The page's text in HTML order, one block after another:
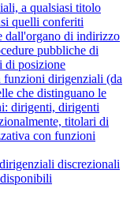
a qualsiasi titolo
quelli conferiti
dall'organo di indirizzo
pubbliche di
di posizione
funzioni dirigenziali (da
che distinguano le
dirigenti, dirigenti
titolari di
con funzioni
discrezionali